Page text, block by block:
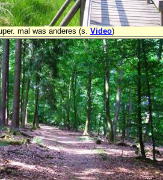
mal was anderes (s. Video)